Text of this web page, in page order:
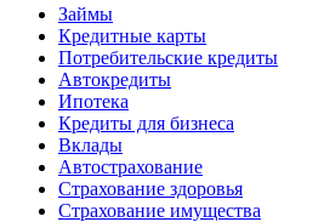
Займы
Кредитные карты
Потребительские кредиты
Автокредиты
Ипотека
Кредиты для бизнеса
Вклады
Автострахование
Страхование здоровья
Страхование имущества